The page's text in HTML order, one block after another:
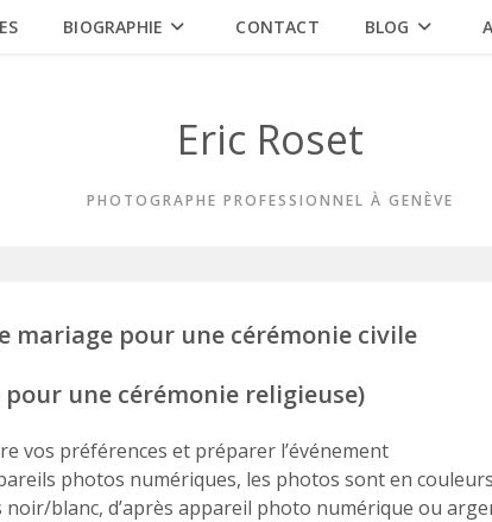
BIOGRAPHIE CONTACT BLOG
Eric Roset
PHOTOGRAPHE PROFESSIONNEL À GENÈVE
pour une cérémonie civile
une cérémonie religieuse)
vos préférences et préparer l’événement
photos numériques, les photos sont en
blanc, d’après appareil photo numérique ou